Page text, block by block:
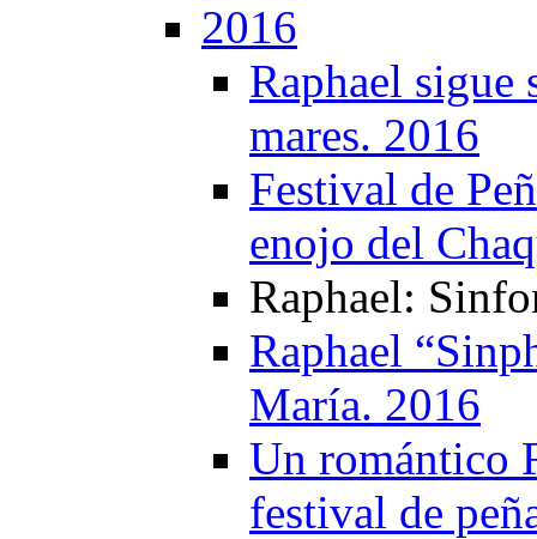
2016
Raphael sigue
mares. 2016
Festival de
enojo del
Raphael:
Raphael
María. 2016
Un romántico
festival de